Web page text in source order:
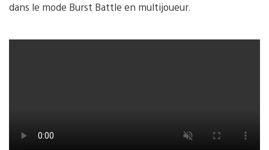
dans le mode Burst Battle en multijoueur.